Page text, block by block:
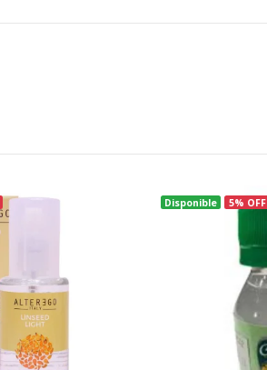
Disponible 5% OFF